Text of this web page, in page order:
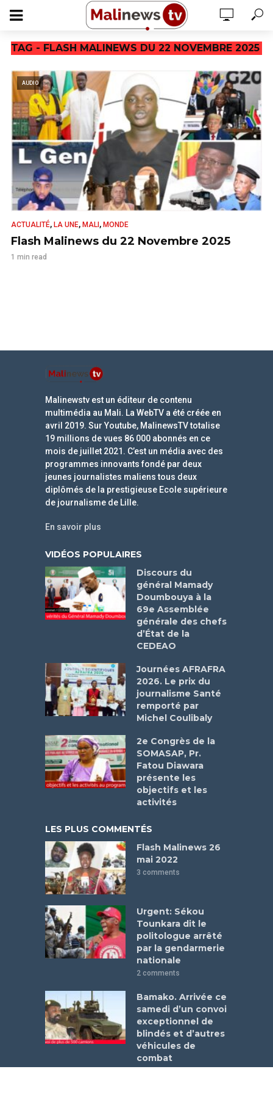
TAG - FLASH MALINEWS DU 22 NOVEMBRE 2025
AUDIO
ACTUALITÉ, LA UNE, MALI , MONDE
Flash Malinews du 22 Novembre 2025
1 min read
Malinewstv est un éditeur de contenu
multimédia au Mali. La WebTV a été créée en
avril 2019. Sur Youtube, MalinewsTV totalise
19 millions de vues 86 000 abonnés en ce
mois de juillet 2021. C’est un média avec des
programmes innovants fondé par deux
jeunes journalistes maliens tous deux
diplômés de la prestigieuse Ecole supérieure
de journalisme de Lille.
En savoir plus
VIDÉOS POPULAIRES
Discours du
général Mamady
Doumbouya à la
69e Assemblée
générale des chefs
d’État de la
CEDEAO
Journées AFRAFRA
2026. Le prix du
journalisme Santé
remporté par
Michel Coulibaly
2e Congrès de la
SOMASAP, Pr.
Fatou Diawara
présente les
objectifs et les
activités
LES PLUS COMMENTÉS
Flash Malinews 26
mai 2022
3 comments
Urgent: Sékou
Tounkara dit le
politologue arrêté
par la gendarmerie
nationale
2 comments
Bamako. Arrivée ce
samedi d’un convoi
exceptionnel de
blindés et d’autres
véhicules de
combat